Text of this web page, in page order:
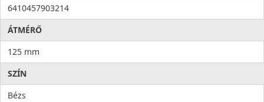
6410457903214
ÁTMÉRŐ
125 mm
SZÍN
Bézs